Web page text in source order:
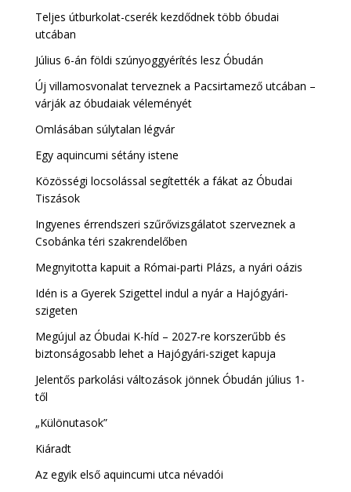
Teljes útburkolat-cserék kezdődnek több óbudai
utcában
Július 6-án földi szúnyoggyérítés lesz Óbudán
Új villamosvonalat terveznek a Pacsirtamező utcában –
várják az óbudaiak véleményét
Omlásában súlytalan légvár
Egy aquincumi sétány istene
Közösségi locsolással segítették a fákat az Óbudai
Tiszások
Ingyenes érrendszeri szűrővizsgálatot szerveznek a
Csobánka téri szakrendelőben
Megnyitotta kapuit a Római-parti Plázs, a nyári oázis
Idén is a Gyerek Szigettel indul a nyár a Hajógyári-
szigeten
Megújul az Óbudai K-híd – 2027-re korszerűbb és
biztonságosabb lehet a Hajógyári-sziget kapuja
Jelentős parkolási változások jönnek Óbudán július 1-
től
„Különutasok”
Kiáradt
Az egyik első aquincumi utca névadói